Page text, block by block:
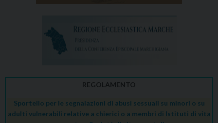
REGOLAMENTO
Sportello per le segnalazioni di abusi sessuali su minori o su
adulti vulnerabili relative a chierici o a membri di Istituti di vita